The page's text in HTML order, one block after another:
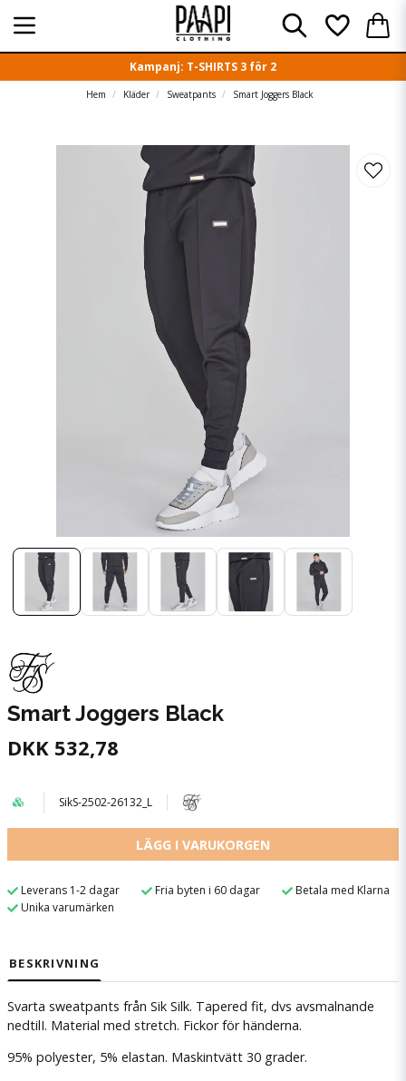
Kampanj: T-SHIRTS 3 för 2
Hem Kläder Sweatpants Smart Joggers Black
Smart Joggers Black
DKK 532,78
SikS-2502-26132_L
LÄGG I VARUKORGEN
Leverans 1-2 dagar Fria byten i 60 dagar
Betala med Klarna
Unika varumärken
BESKRIVNING
Svarta sweatpants från Sik Silk. Tapered fit, dvs avsmalnande
nedtilI. Material med stretch. Fickor för händerna.
95% polyester, 5% elastan. Maskintvätt 30 grader.